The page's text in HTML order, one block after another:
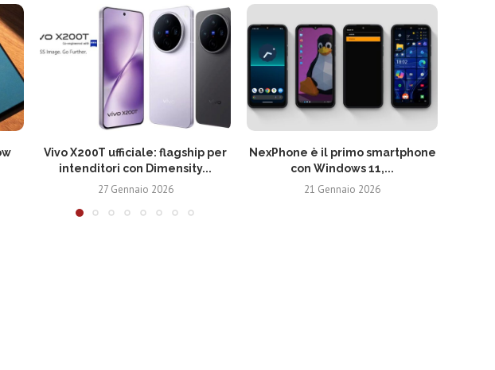
Vivo X200T ufficiale: flagship per
intenditori con Dimensity...
27 Gennaio 2026
NexPhone è il primo smartphone
con Windows 11,...
21 Gennaio 2026